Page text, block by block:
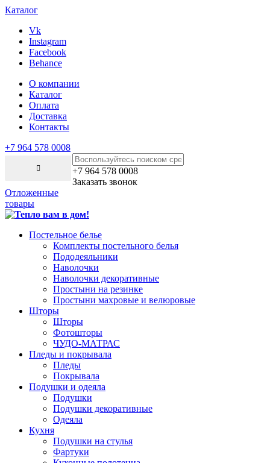
Каталог
Vk
Instagram
Facebook
Behance
О компании
Каталог
Оплата
Доставка
Контакты
+7 964 578 0008
+7 964 578 0008
Заказать звонок
Отложенные
товары
Постельное белье
Комплекты постельного белья
Пододеяльники
Наволочки
Наволочки декоративные
Простыни на резинке
Простыни махровые и велюровые
Шторы
Шторы
Фотошторы
ЧУДО-МАТРАС
Пледы и покрывала
Пледы
Покрывала
Подушки и одеяла
Подушки
Подушки декоративные
Одеяла
Кухня
Подушки на стулья
Фартуки